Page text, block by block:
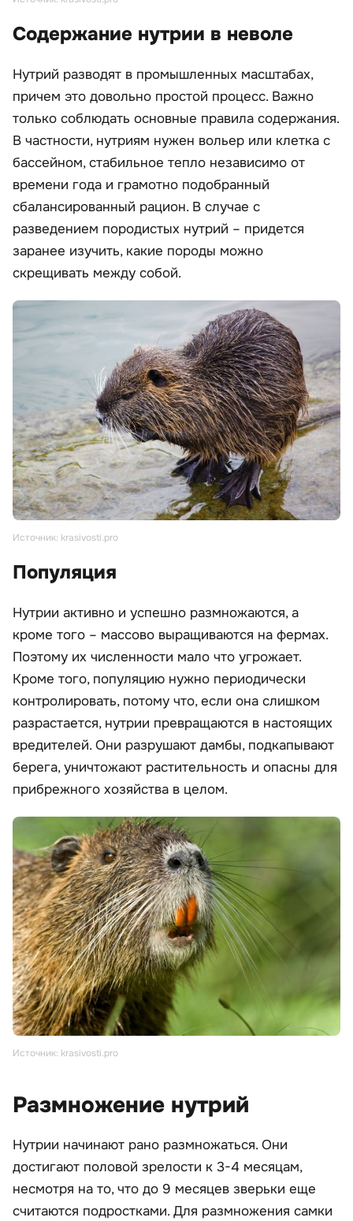
Содержание нутрии в неволе
Нутрий разводят в промышленных масштабах,
причем это довольно простой процесс. Важно
только соблюдать основные правила содержания.
В частности, нутриям нужен вольер или клетка с
бассейном, стабильное тепло независимо от
времени года и грамотно подобранный
сбалансированный рацион. В случае с
разведением породистых нутрий – придется
заранее изучить, какие породы можно
скрещивать между собой.
Источник: krasivosti.pro
Популяция
Нутрии активно и успешно размножаются, а
кроме того – массово выращиваются на фермах.
Поэтому их численности мало что угрожает.
Кроме того, популяцию нужно периодически
контролировать, потому что, если она слишком
разрастается, нутрии превращаются в настоящих
вредителей. Они разрушают дамбы, подкапывают
берега, уничтожают растительность и опасны для
прибрежного хозяйства в целом.
Источник: krasivosti.pro
Размножение нутрий
Нутрии начинают рано размножаться. Они
достигают половой зрелости к 3-4 месяцам,
несмотря на то, что до 9 месяцев зверьки еще
считаются подростками. Для размножения самки